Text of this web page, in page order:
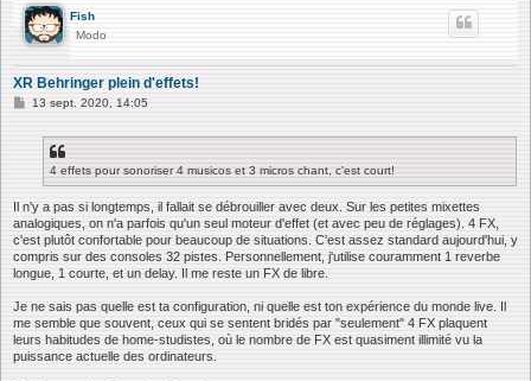
Fish
Modo
XR Behringer plein d'effets!
M
13 sept. 2020, 14:05
4 effets pour sonoriser 4 musicos et 3 micros chant, c'est court!
Il n'y a pas si longtemps, il fallait se débrouiller avec deux. Sur les petites mixettes
analogiques, on n'a parfois qu'un seul moteur d'effet (et avec peu de réglages). 4 FX,
c'est plutôt confortable pour beaucoup de situations. C'est assez standard aujourd'hui, y
compris sur des consoles 32 pistes. Personnellement, j'utilise couramment 1 reverbe
longue, 1 courte, et un delay. Il me reste un FX de libre.
Je ne sais pas quelle est ta configuration, ni quelle est ton expérience du monde live. Il
me semble que souvent, ceux qui se sentent bridés par "seulement" 4 FX plaquent
leurs habitudes de home-studistes, où le nombre de FX est quasiment illimité vu la
puissance actuelle des ordinateurs.